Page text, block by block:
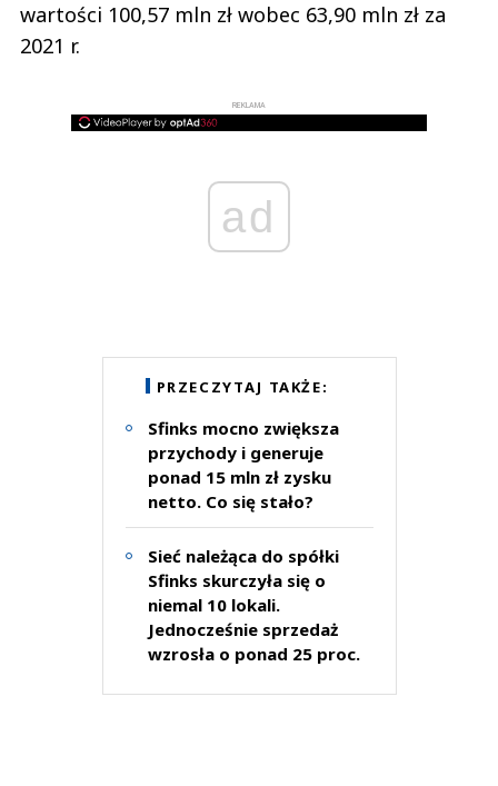
wartości 100,57 mln zł wobec 63,90 mln zł za
2021 r.
REKLAMA
ad
PRZECZYTAJ TAKŻE:
Sfinks mocno zwiększa
przychody i generuje
ponad 15 mln zł zysku
netto. Co się stało?
Sieć należąca do spółki
Sfinks skurczyła się o
niemal 10 lokali.
Jednocześnie sprzedaż
wzrosła o ponad 25 proc.